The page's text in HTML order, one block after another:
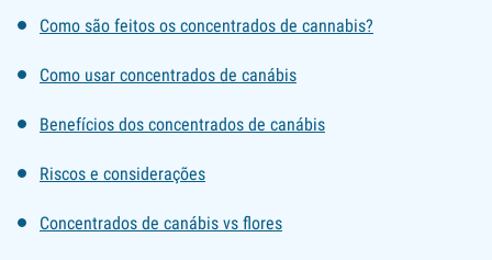
Como são feitos os concentrados de cannabis?
Como usar concentrados de canábis
Benefícios dos concentrados de canábis
Riscos e considerações
Concentrados de canábis vs flores